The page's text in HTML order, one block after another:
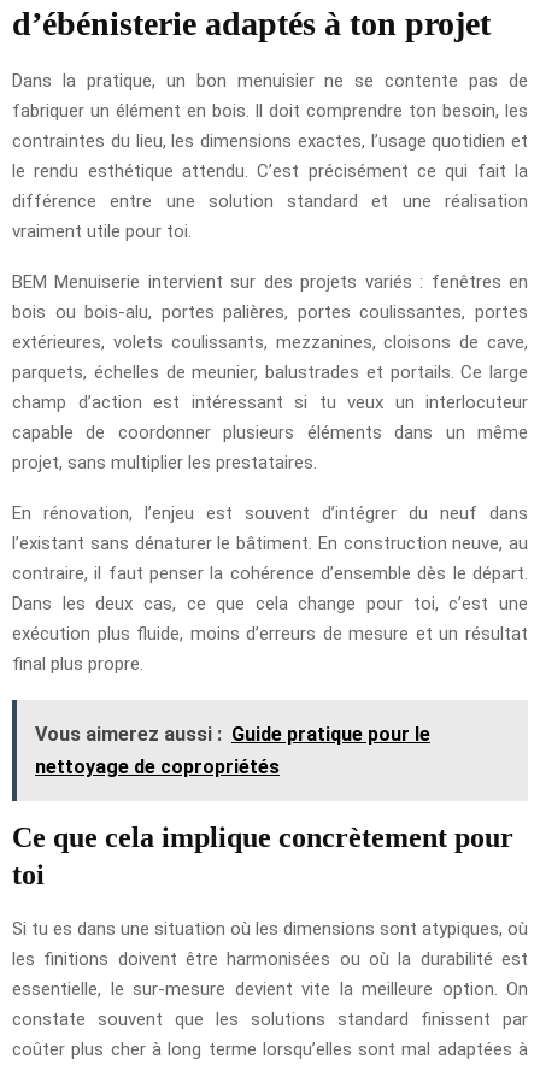
d’ébénisterie adaptés à ton projet
Dans la pratique, un bon menuisier ne se contente pas de
fabriquer un élément en bois. Il doit comprendre ton besoin, les
contraintes du lieu, les dimensions exactes, l’usage quotidien et
le rendu esthétique attendu. C’est précisément ce qui fait la
différence entre une solution standard et une réalisation
vraiment utile pour toi.
BEM Menuiserie intervient sur des projets variés : fenêtres en
bois ou bois-alu, portes palières, portes coulissantes, portes
extérieures, volets coulissants, mezzanines, cloisons de cave,
parquets, échelles de meunier, balustrades et portails. Ce large
champ d’action est intéressant si tu veux un interlocuteur
capable de coordonner plusieurs éléments dans un même
projet, sans multiplier les prestataires.
En rénovation, l’enjeu est souvent d’intégrer du neuf dans
l’existant sans dénaturer le bâtiment. En construction neuve, au
contraire, il faut penser la cohérence d’ensemble dès le départ.
Dans les deux cas, ce que cela change pour toi, c’est une
exécution plus fluide, moins d’erreurs de mesure et un résultat
final plus propre.
Vous aimerez aussi : Guide pratique pour le
nettoyage de copropriétés
Ce que cela implique concrètement pour
toi
Si tu es dans une situation où les dimensions sont atypiques, où
les finitions doivent être harmonisées ou où la durabilité est
essentielle, le sur-mesure devient vite la meilleure option. On
constate souvent que les solutions standard finissent par
coûter plus cher à long terme lorsqu’elles sont mal adaptées à